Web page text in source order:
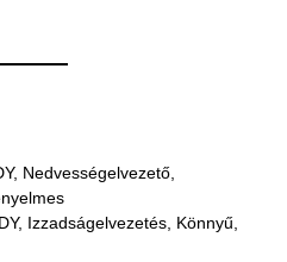
Nedvességelvezető,
Izzadságelvezetés, Könnyű,